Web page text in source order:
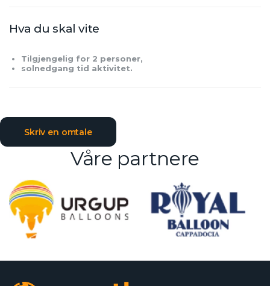
Hva du skal vite
Tilgjengelig for 2 personer,
solnedgang tid aktivitet.
Skriv en omtale
Våre partnere